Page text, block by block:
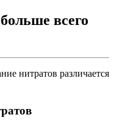
всего
нитратов различается